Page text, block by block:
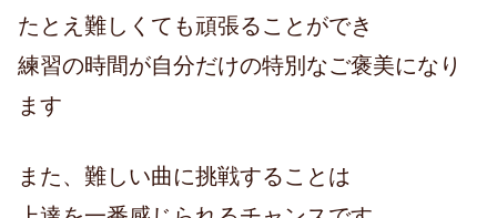
たとえ難しくても頑張ることができ
練習の時間が自分だけの特別なご褒美になり
ます
また、難しい曲に挑戦することは